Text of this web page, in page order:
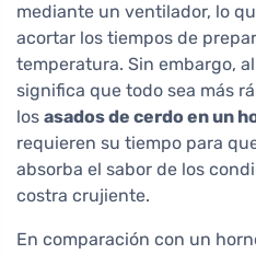
mediante un ventilador, lo
acortar los tiempos de
temperatura. Sin embargo,
significa que todo sea más
los asados de cerdo en un
requieren su tiempo para
absorba el sabor de los
costra crujiente.
En comparación con un